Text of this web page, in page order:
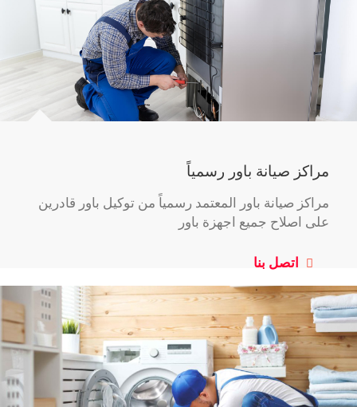
مراكز صيانة باور رسمياً
مراكز صيانة باور المعتمد رسمياً من توكيل باور قادرين
على اصلاح جميع اجهزة باور